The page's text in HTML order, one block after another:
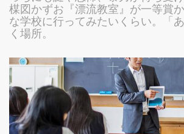
楳図かずお『漂流教室』が一等賞
な学校に行ってみたいくらい。「
く場所。